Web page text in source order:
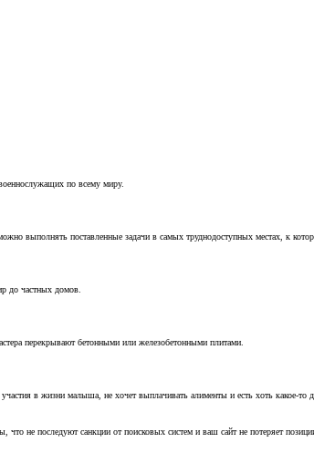
по всему миру.
выполнять поставленные задачи в самых труднодоступных местах, к
до частных домов.
перекрывают бетонными или железобетонными плитами.
в жизни малыша, не хочет выплачивать алименты и есть хоть какое-
не последуют санкции от поисковых систем и ваш сайт не потеряет